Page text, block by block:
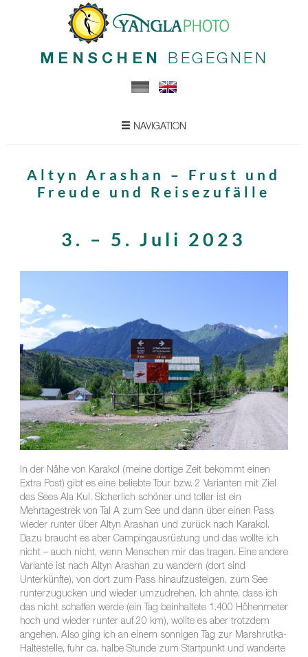
MENSCHEN BEGEGNEN
NAVIGATION
Altyn Arashan – Frust und
Freude und Reisezufälle
3. – 5. Juli 2023
In der Nähe von Karakol (meine dortige Zeit bekommt einen
Extra Post) gibt es eine beliebte Tour bzw. 2 Varianten mit Ziel
des Sees Ala Kul. Sicherlich schöner und toller ist ein
Mehrtagestrek von Tal A zum See und dann über einen Pass
wieder runter über Altyn Arashan und zurück nach Karakol.
Dazu braucht es aber Campingausrüstung und das wollte ich
nicht – auch nicht, wenn Menschen mir das tragen. Eine andere
Variante ist nach Altyn Arashan zu wandern (dort sind
Unterkünfte), von dort zum Pass hinaufzusteigen, zum See
runterzugucken und wieder umzudrehen. Ich ahnte, dass ich
das nicht schaffen werde (ein Tag beinhaltete 1.400 Höhenmeter
hoch und wieder runter auf 20 km), wollte es aber trotzdem
angehen. Also ging ich an einem sonnigen Tag zur Marshrutka-
Haltestelle, fuhr ca. halbe Stunde zum Startpunkt und wanderte